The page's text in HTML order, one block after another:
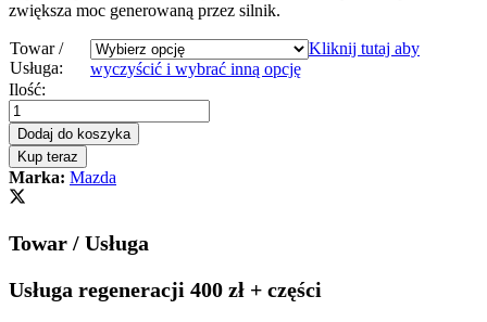
zwiększa moc generowaną przez silnik.
Towar /
Usługa:
Kliknij tutaj aby
wyczyścić i wybrać inną opcję
Turbosprężarka-
turbina
Mazda
5
2.0
CD
143KM
VJ36
Ilość:
Dodaj do koszyka
Kup teraz
Marka: Mazda
Towar / Usługa
Usługa regeneracji 400 zł + części